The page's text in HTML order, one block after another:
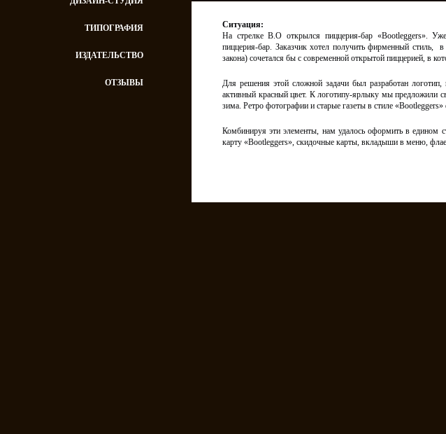
ТИПОГРАФИЯ
ИЗДАТЕЛЬСТВО
ОТЗЫВЫ
Ситуация:
На стрелке В.О открылся пиццерия-бар «Bootleggers».
пиццерия-бар. Заказчик хотел получить фирменный стиль,
закона) сочетался бы с современной открытой пиццерией, в
Для решения этой сложной задачи был разработан
активный красный цвет. К логотипу-ярлыку мы предложили
зима. Ретро фотографии и старые газеты в стиле
Комбинируя эти элементы, нам удалось оформить в едином
карту «Bootleggers», скидочные карты, вкладыши в меню,